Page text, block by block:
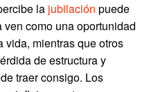
la jubilación puede
como una oportunidad
vida, mientras que otros
de estructura y
traer consigo. Los